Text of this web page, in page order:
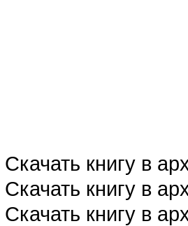
Скачать книгу в
Скачать книгу в
Скачать книгу в